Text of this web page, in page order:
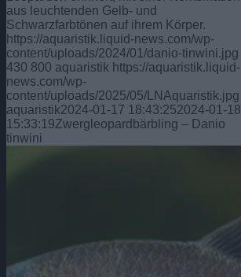
aus leuchtenden Gelb- und
Schwarzfarbtönen auf ihrem Körper.
https://aquaristik.liquid-news.com/wp-
content/uploads/2024/01/danio-tinwini.jpg
430 800 aquaristik https://aquaristik.liquid-
news.com/wp-
content/uploads/2025/05/LNAquaristik.jpg
aquaristik2024-01-17 18:43:252024-01-18
15:33:19Zwergleopardbärbling – Danio
tinwini